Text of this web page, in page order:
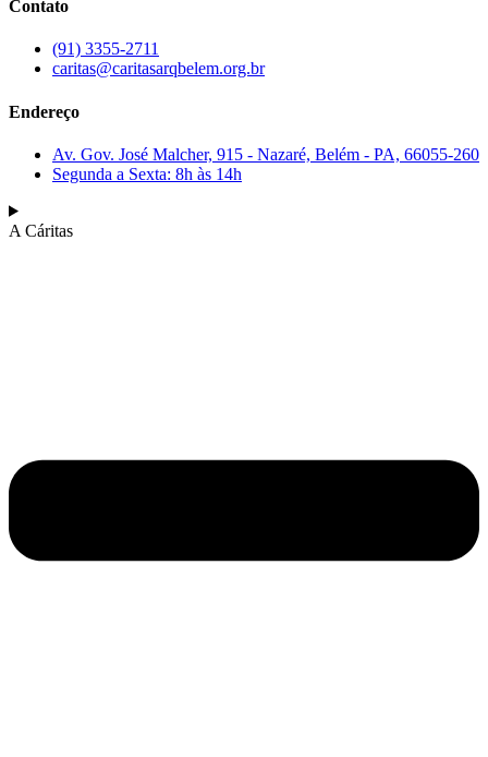
Contato
(91) 3355-2711
caritas@caritasarqbelem.org.br
Endereço
Av. Gov. José Malcher, 915 - Nazaré, Belém - PA, 66055-260
Segunda a Sexta: 8h às 14h
A Cáritas